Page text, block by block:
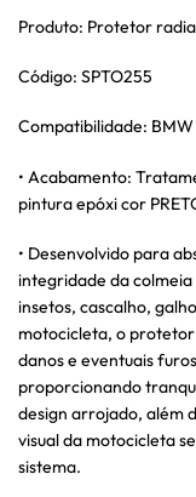
Produto: Protetor
Código: SPTO255
Compatibilidade: BMW
• Acabamento:
pintura epóxi cor
• Desenvolvido para
integridade da
insetos, cascalho,
motocicleta, o
danos e eventuais
proporcionando
design arrojado, além
visual da motocicleta
sistema.